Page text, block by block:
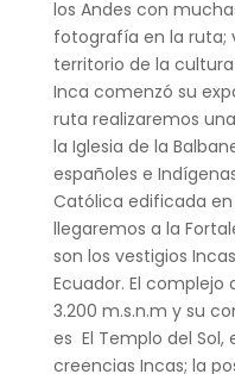
los Andes con
fotografía en la ruta;
territorio de la
Inca comenzó su
ruta realizaremos
la Iglesia de la
españoles e
Católica edificada
llegaremos a la
son los vestigios
Ecuador. El
3.200 m.s.n.m y su
es El Templo del
creencias Incas; la